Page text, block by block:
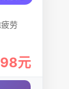
劳
元